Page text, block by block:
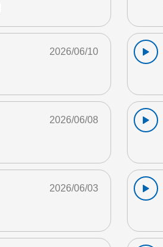
2026/06/10
2026/06/08
2026/06/03